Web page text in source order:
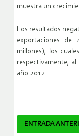
muestra un
Los resultados
exportaciones de
millones), los
respectivamente, al
año 2012.
ENTRADA